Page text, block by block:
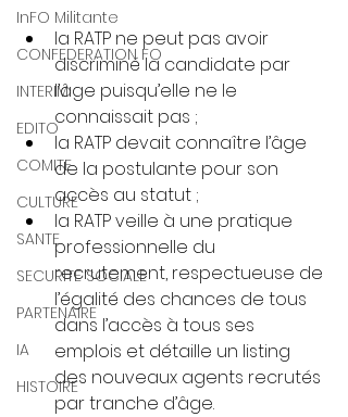
InFO Militante
CONFEDERATION FO
INTERIM
EDITO
COMITE
CULTURE
SANTE
SECURITE SOCIALE
PARTENAIRE
IA
HISTOIRE
la RATP ne peut pas avoir
discriminé la candidate par
l’âge puisqu’elle ne le
connaissait pas ;
la RATP devait connaître l’âge
de la postulante pour son
accès au statut ;
la RATP veille à une pratique
professionnelle du
recrutement, respectueuse de
l’égalité des chances de tous
dans l’accès à tous ses
emplois et détaille un listing
des nouveaux agents recrutés
par tranche d’âge.